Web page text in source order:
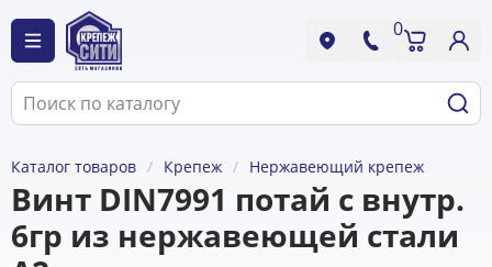
0
Каталог товаров Крепеж Нержавеющий крепеж
Винт DIN7991 потай с внутр.
6гр из нержавеющей стали